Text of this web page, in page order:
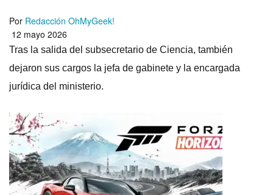
Por Redacción OhMyGeek!
12 mayo 2026
Tras la salida del subsecretario de Ciencia, también
dejaron sus cargos la jefa de gabinete y la encargada
jurídica del ministerio.